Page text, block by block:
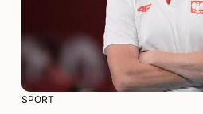
SPORT